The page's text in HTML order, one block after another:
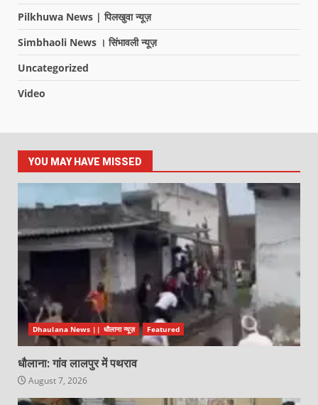
Pilkhuwa News | पिलखुवा न्यूज़
Simbhaoli News । सिंभावली न्यूज़
Uncategorized
Video
YOU MAY HAVE MISSED
Dhaulana News || धौलाना न्यूज़ Featured
धौलाना: गांव लालपुर में पथराव
August 7, 2026